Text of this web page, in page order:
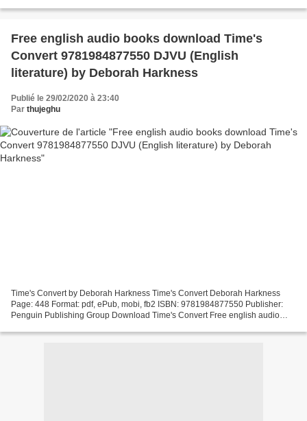
Free english audio books download Time's
Convert 9781984877550 DJVU (English
literature) by Deborah Harkness
Publié le 29/02/2020 à 23:40
Par thujeghu
Time's Convert by Deborah Harkness Time's Convert Deborah Harkness
Page: 448 Format: pdf, ePub, mobi, fb2 ISBN: 9781984877550 Publisher:
Penguin Publishing Group Download Time's Convert Free english audio